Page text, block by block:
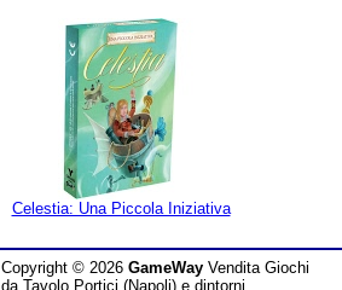
Celestia: Una Piccola Iniziativa
Copyright © 2026 GameWay Vendita Giochi
da Tavolo Portici (Napoli) e dintorni